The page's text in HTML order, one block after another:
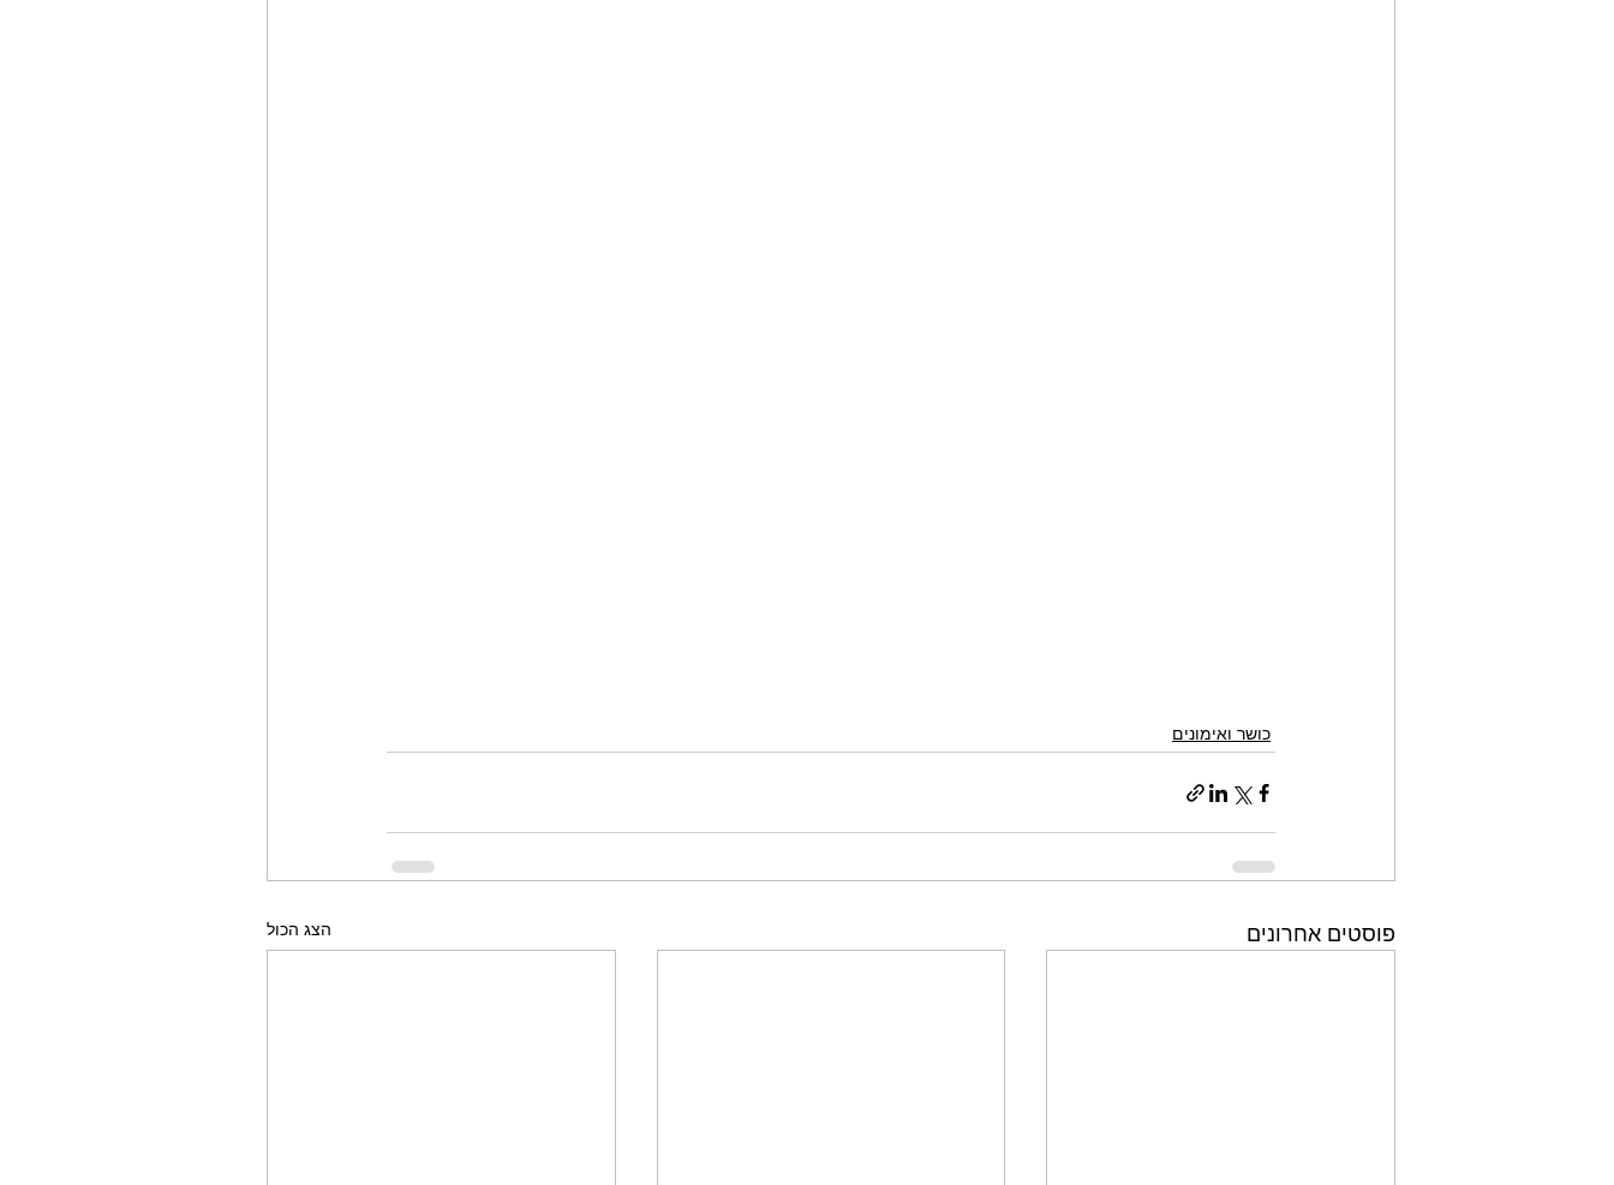
כושר ואימונים
פוסטים אחרונים הצג הכול